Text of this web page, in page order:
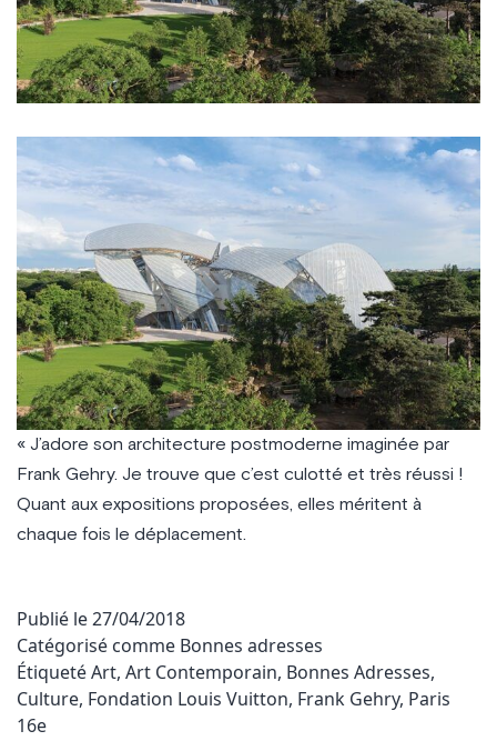
« J’adore son architecture postmoderne imaginée par
Frank Gehry. Je trouve que c’est culotté et très réussi !
Quant aux expositions proposées, elles méritent à
chaque fois le déplacement.
Publié le27/04/2018
Catégorisé comme Bonnes adresses
ÉtiquetéArt, Art Contemporain, Bonnes Adresses,
Culture, Fondation Louis Vuitton, Frank Gehry, Paris
16e